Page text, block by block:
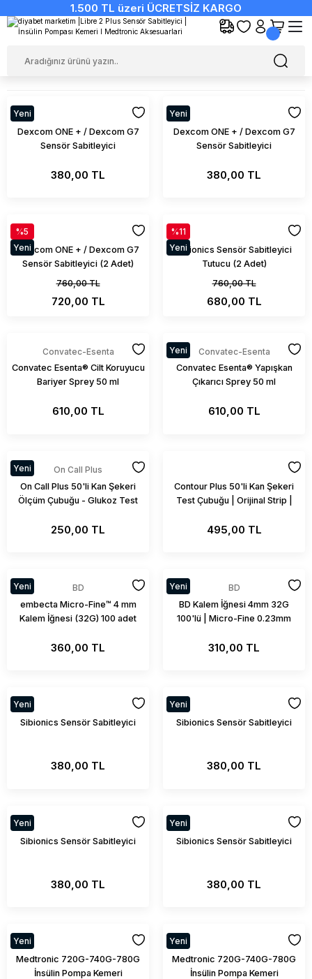
1.500 TL üzeri ÜCRETSİZ KARGO
Yeni
Dexcom ONE + / Dexcom G7
Sensör Sabitleyici
380,00 TL
Yeni
Dexcom ONE + / Dexcom G7
Sensör Sabitleyici
380,00 TL
%5
Yeni
Dexcom ONE + / Dexcom G7
Sensör Sabitleyici (2 Adet)
760,00 TL
720,00 TL
%11
Yeni
Sibionics Sensör Sabitleyici
Tutucu (2 Adet)
760,00 TL
680,00 TL
Convatec-Esenta
Convatec Esenta® Cilt Koruyucu
Bariyer Sprey 50 ml
610,00 TL
Yeni
Convatec-Esenta
Convatec Esenta® Yapışkan
Çıkarıcı Sprey 50 ml
610,00 TL
Yeni
On Call Plus
On Call Plus 50'li Kan Şekeri
Ölçüm Çubuğu - Glukoz Test
250,00 TL
Contour Plus 50'li Kan Şekeri
Test Çubuğu | Orijinal Strip |
495,00 TL
Yeni
BD
embecta Micro-Fine™ 4 mm
Kalem İğnesi (32G) 100 adet
360,00 TL
Yeni
BD
BD Kalem İğnesi 4mm 32G
100'lü | Micro-Fine 0.23mm
310,00 TL
Yeni
Sibionics Sensör Sabitleyici
380,00 TL
Yeni
Sibionics Sensör Sabitleyici
380,00 TL
Yeni
Sibionics Sensör Sabitleyici
380,00 TL
Yeni
Sibionics Sensör Sabitleyici
380,00 TL
Yeni
Medtronic 720G-740G-780G
İnsülin Pompa Kemeri
Yeni
Medtronic 720G-740G-780G
İnsülin Pompa Kemeri